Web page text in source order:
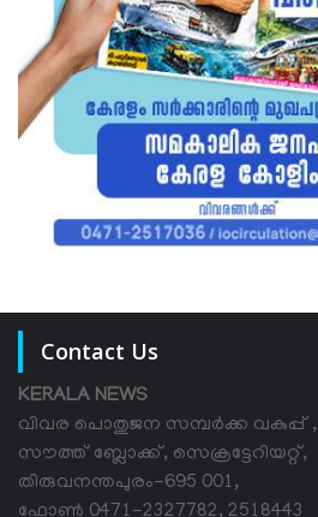
Contact Us
KERALA NEWS
വിവര പൊതുജന സമ്പര്‍ക്ക വകുപ്പ് ,
സൗത്ത് ബ്ലോക്ക്, സെക്രട്ടേറിയറ്റ്,
തിരുവനന്തപുരം-695 001,
ഫോൺ 0471-2327782, 2518443